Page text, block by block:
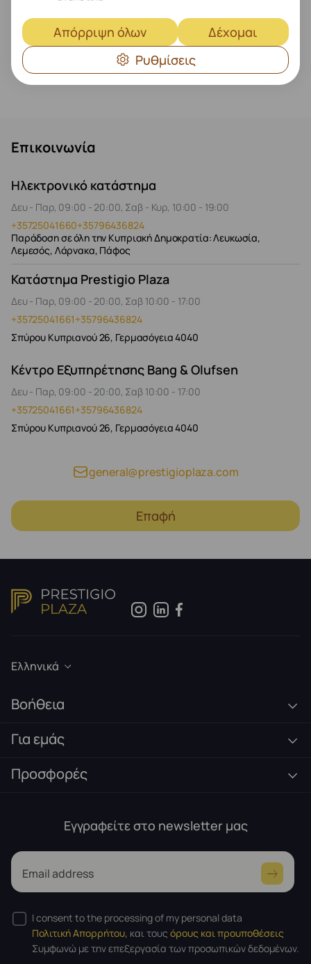
Δείτε περισσότερα
Επικοινωνία
Ηλεκτρονικό κατάστημα
Δευ - Παρ, 09:00 - 20:00, Σαβ - Κυρ, 10:00 - 19:00
+35725041660+35796436824
Παράδοση σε όλη την Κυπριακή Δημοκρατία: Λευκωσία,
Λεμεσός, Λάρνακα, Πάφος
Κατάστημα Prestigio Plaza
Δευ - Παρ, 09:00 - 20:00, Σαβ 10:00 - 17:00
+35725041661+35796436824
Σπύρου Κυπριανού 26, Γερμασόγεια 4040
Κέντρο Εξυπηρέτησης Bang & Olufsen
Δευ - Παρ, 09:00 - 20:00, Σαβ 10:00 - 17:00
+35725041661+35796436824
Σπύρου Κυπριανού 26, Γερμασόγεια 4040
general@prestigioplaza.com
Επαφή
Ελληνικά
Βοήθεια
Για εμάς
Προσφορές
Εγγραφείτε στο newsletter μας
Email address
I consent to the processing of my personal data
Πολιτική Απορρήτου, και τους όρους και προυποθέσεις
Συμφωνώ με την επεξεργασία των προσωπικών δεδομένων.
Απόρριψη όλων
Δέχομαι
Ρυθμίσεις